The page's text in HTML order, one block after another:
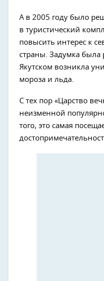
А в 2005 году было
в туристический
повысить интерес к
страны. Задумка была
Якутском возникла
мороза и льда.
С тех пор «Царство
неизменной
того, это самая